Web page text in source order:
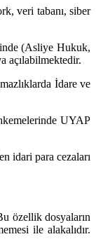
veri tabanı, siber
(Asliye Hukuk,
açılabilmektedir.
İdare ve
UYAP
idari para cezaları
özellik dosyaların
ile alakalıdır.